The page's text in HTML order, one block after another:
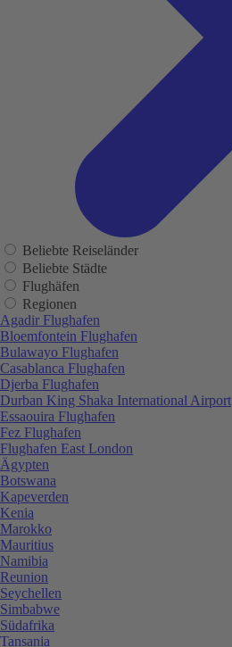
Beliebte Reiseländer
Beliebte Städte
Flughäfen
Regionen
Agadir Flughafen
Bloemfontein Flughafen
Bulawayo Flughafen
Casablanca Flughafen
Djerba Flughafen
Durban King Shaka International Airport
Essaouira Flughafen
Fez Flughafen
Flughafen East London
Ägypten
Botswana
Kapeverden
Kenia
Marokko
Mauritius
Namibia
Reunion
Seychellen
Simbabwe
Südafrika
Tansania